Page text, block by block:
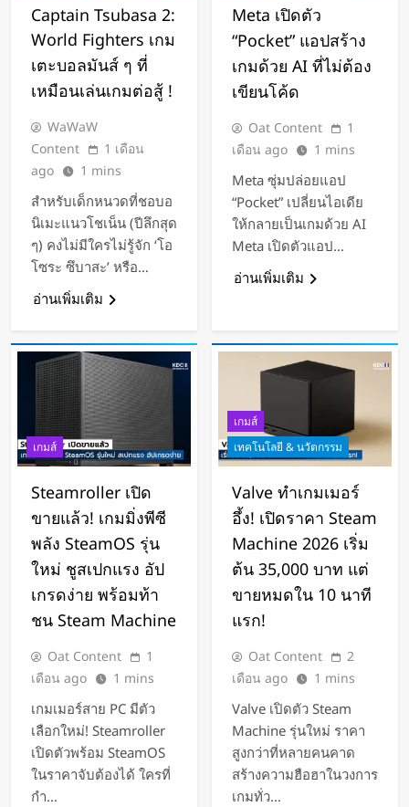
Captain Tsubasa 2:
World Fighters เกม
เตะบอลมันส์ ๆ ที่
เหมือนเล่นเกมต่อสู้ !
WaWaW
Content
1 เดือน
ago
1 mins
สำหรับเด็กหนวดที่ชอบอ
นิเมะแนวโชเน็น (ปีลึกสุด
ๆ) คงไม่มีใครไม่รู้จัก ‘โอ
โซระ ซึบาสะ’ หรือ…
อ่านเพิ่มเติม
Meta เปิดตัว
“Pocket” แอปสร้าง
เกมด้วย AI ที่ไม่ต้อง
เขียนโค้ด
Oat Content
1
เดือน ago
1 mins
Meta ซุ่มปล่อยแอป
“Pocket” เปลี่ยนไอเดีย
ให้กลายเป็นเกมด้วย AI
Meta เปิดตัวแอป…
อ่านเพิ่มเติม
เกมส์
Steamroller เปิด
ขายแล้ว! เกมมิ่งพีซี
พลัง SteamOS รุ่น
ใหม่ ชูสเปกแรง อัป
เกรดง่าย พร้อมท้า
ชน Steam Machine
Oat Content
1
เดือน ago
1 mins
เกมเมอร์สาย PC มีตัว
เลือกใหม่! Steamroller
เปิดตัวพร้อม SteamOS
ในราคาจับต้องได้ ใครที่
กำ…
เกมส์
เทคโนโลยี & นวัตกรรม
Valve ทำเกมเมอร์
อึ้ง! เปิดราคา Steam
Machine 2026 เริ่ม
ต้น 35,000 บาท แต่
ขายหมดใน 10 นาที
แรก!
Oat Content
2
เดือน ago
1 mins
Valve เปิดตัว Steam
Machine รุ่นใหม่ ราคา
สูงกว่าที่หลายคนคาด
สร้างความฮือฮาในวงการ
เกมทั่ว…